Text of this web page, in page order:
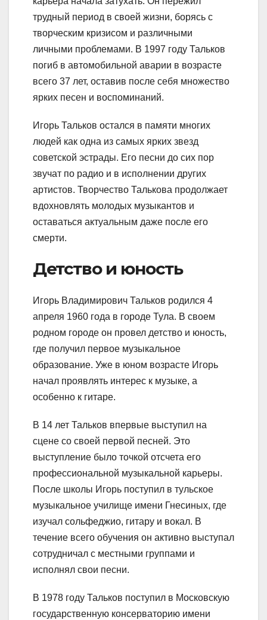
трудный период в своей жизни, борясь с
творческим кризисом и различными
личными проблемами. В 1997 году Тальков
погиб в автомобильной аварии в возрасте
всего 37 лет, оставив после себя множество
ярких песен и воспоминаний.
Игорь Тальков остался в памяти многих
людей как одна из самых ярких звезд
советской эстрады. Его песни до сих пор
звучат по радио и в исполнении других
артистов. Творчество Талькова продолжает
вдохновлять молодых музыкантов и
оставаться актуальным даже после его
смерти.
Детство и юность
Игорь Владимирович Тальков родился 4
апреля 1960 года в городе Тула. В своем
родном городе он провел детство и юность,
где получил первое музыкальное
образование. Уже в юном возрасте Игорь
начал проявлять интерес к музыке, а
особенно к гитаре.
В 14 лет Тальков впервые выступил на
сцене со своей первой песней. Это
выступление было точкой отсчета его
профессиональной музыкальной карьеры.
После школы Игорь поступил в тульское
музыкальное училище имени Гнесиных, где
изучал сольфеджио, гитару и вокал. В
течение всего обучения он активно выступал
сотрудничал с местными группами и
исполнял свои песни.
В 1978 году Тальков поступил в Московскую
государственную консерваторию имени